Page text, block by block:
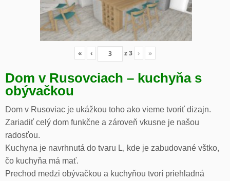
« ‹ z3 › »
Dom v Rusovciach – kuchyňa s
obývačkou
Dom v Rusoviac je ukážkou toho ako vieme tvoriť dizajn.
Zariadiť celý dom funkčne a zároveň vkusne je našou
radosťou.
Kuchyna je navrhnutá do tvaru L, kde je zabudované vštko,
čo kuchyňa má mať.
Prechod medzi obývačkou a kuchyňou tvorí priehladná